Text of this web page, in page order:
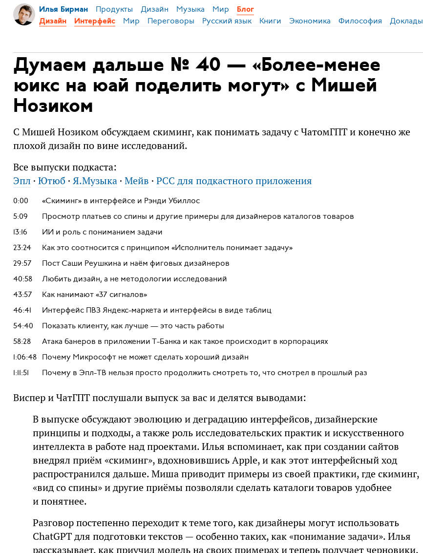
Илья Бирман Продукты Дизайн Музыка Мир
Блог
Дизайн
Интерфейс Мир Переговоры Русский язык Книги Экономика Философия Доклады
Думаем дальше № 40 — «Более-менее
юикс на юай поделить могут» c Мишей
Нозиком
С Мишей Нозиком обсуждаем скиминг, как понимать задачу с ЧатомГПТ и конечно же
плохой дизайн по вине исследований.
Все выпуски подкаста:
Эпл · Ютюб · Я.Музыка· Мейв · РСС для подкастного приложения
0:00
«Скиминг» в интерфейсе и Рэнди Убиллос
5:09
Просмотр платьев со спины и другие примеры для дизайнеров каталогов товаров
13:16
ИИ и роль с пониманием задачи
23:24
Как это соотносится с принципом «Исполнитель понимает задачу»
29:57
Пост Саши Реушкина и наём фиговых дизайнеров
40:58
Любить дизайн, а не методологии исследований
43:57
Как нанимают «37 сигналов»
46:41
Интерфейс ПВЗ Яндекс-маркета и интерфейсы в виде таблиц
54:40
Показать клиенту, как лучше — это часть работы
58:28
Атака банеров в приложении Т-Банка и как такое происходит в корпорациях
1:06:48 Почему Микрософт не может сделать хороший дизайн
1:11:51
Почему в Эпл-ТВ нельзя просто продолжить смотреть то, что смотрел в прошлый раз
Виспер и ЧатГПТ послушали выпуск за вас и делятся выводами:
В выпуске обсуждают эволюцию и деградацию интерфейсов, дизайнерские
принципы и подходы, а также роль исследовательских практик и искусственного
интеллекта в работе над проектами. Илья вспоминает, как при создании сайтов
внедрял приём «скиминг», вдохновившись Apple, и как этот интерфейсный ход
распространился дальше. Миша приводит примеры из своей практики, где скиминг,
«вид со спины» и другие приёмы позволяли сделать каталоги товаров удобнее
и понятнее.
Разговор постепенно переходит к теме того, как дизайнеры могут использовать
ChatGPT для подготовки текстов — особенно таких, как «понимание задачи». Илья
рассказывает, как приучил модель на своих примерах и теперь получает черновики,